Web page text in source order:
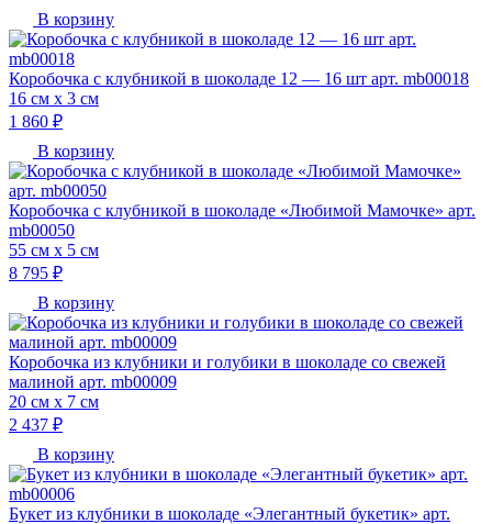
В корзину
Коробочка с клубникой в шоколаде 12 — 16 шт арт. mb00018
16 см х 3 см
1 860 ₽
В корзину
Коробочка с клубникой в шоколаде «Любимой Мамочке» арт.
mb00050
55 см х 5 см
8 795 ₽
В корзину
Коробочка из клубники и голубики в шоколаде со свежей
малиной арт. mb00009
20 см х 7 см
2 437 ₽
В корзину
Букет из клубники в шоколаде «Элегантный букетик» арт.